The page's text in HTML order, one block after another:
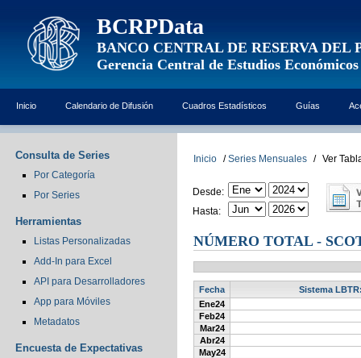
BCRPData
BANCO CENTRAL DE RESERVA DEL
Gerencia Central de Estudios Económicos
Inicio Calendario de Difusión Cuadros Estadísticos Guías
Consulta de Series
Por Categoría
Por Series
Herramientas
Listas Personalizadas
Add-In para Excel
API para Desarrolladores
App para Móviles
Metadatos
Encuesta de Expectativas
Inicio / Series Mensuales / Ver
Desde:
Hasta:
NÚMERO TOTAL -
Fecha
Sistema
Ene24
Feb24
Mar24
Abr24
May24